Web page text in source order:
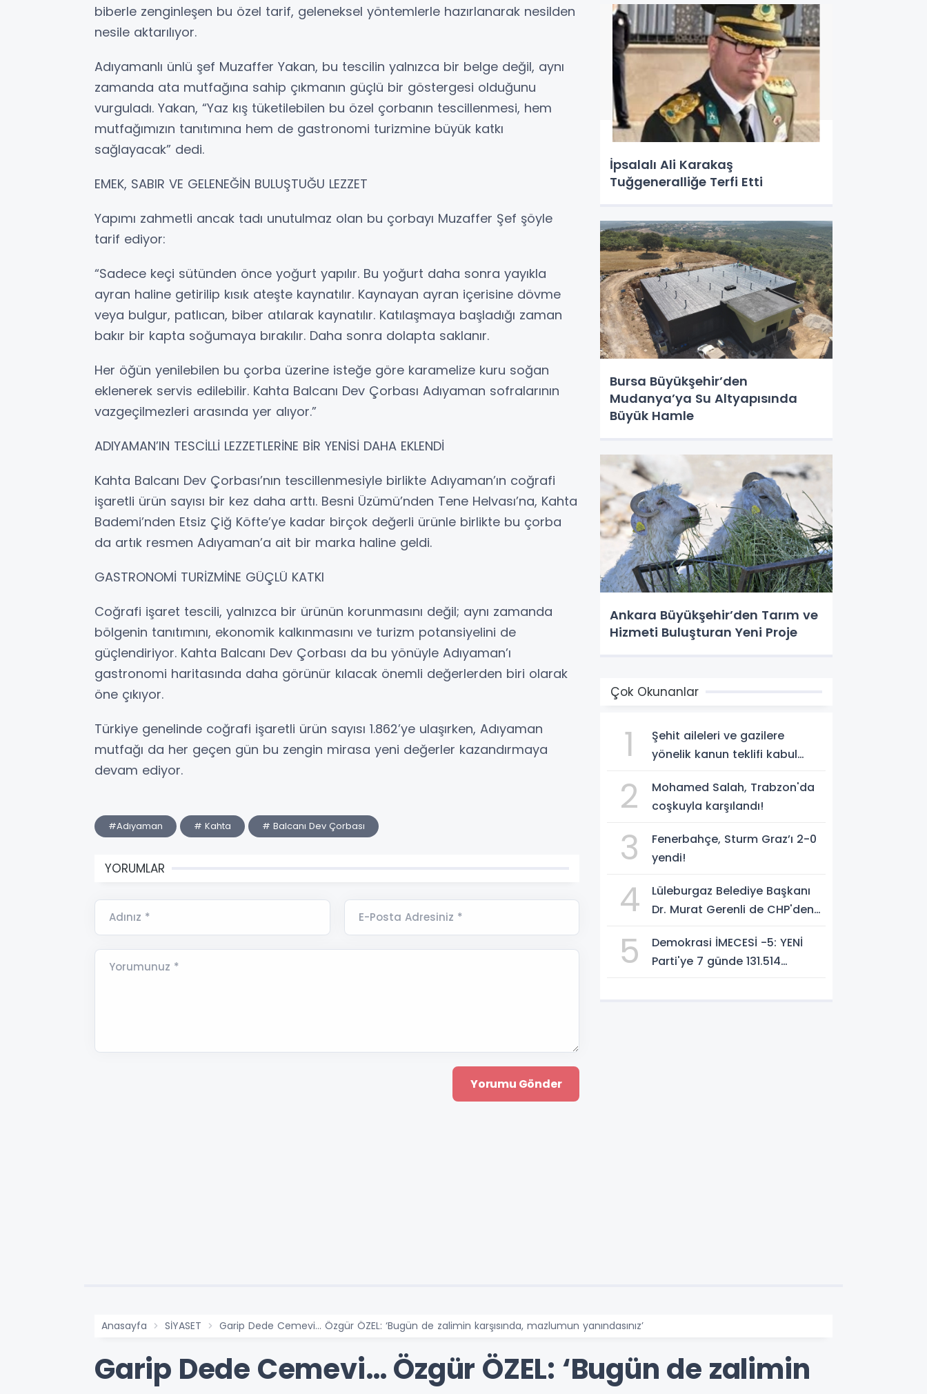
biberle zenginleşen bu özel tarif, geleneksel yöntemlerle hazırlanarak nesilden
nesile aktarılıyor.
Adıyamanlı ünlü şef Muzaffer Yakan, bu tescilin yalnızca bir belge değil, aynı
zamanda ata mutfağına sahip çıkmanın güçlü bir göstergesi olduğunu
vurguladı. Yakan, “Yaz kış tüketilebilen bu özel çorbanın tescillenmesi, hem
mutfağımızın tanıtımına hem de gastronomi turizmine büyük katkı
sağlayacak” dedi.
EMEK, SABIR VE GELENEĞİN BULUŞTUĞU LEZZET
Yapımı zahmetli ancak tadı unutulmaz olan bu çorbayı Muzaffer Şef şöyle
tarif ediyor:
“Sadece keçi sütünden önce yoğurt yapılır. Bu yoğurt daha sonra yayıkla
ayran haline getirilip kısık ateşte kaynatılır. Kaynayan ayran içerisine dövme
veya bulgur, patlıcan, biber atılarak kaynatılır. Katılaşmaya başladığı zaman
bakır bir kapta soğumaya bırakılır. Daha sonra dolapta saklanır.
Her öğün yenilebilen bu çorba üzerine isteğe göre karamelize kuru soğan
eklenerek servis edilebilir. Kahta Balcanı Dev Çorbası Adıyaman sofralarının
vazgeçilmezleri arasında yer alıyor.”
ADIYAMAN’IN TESCİLLİ LEZZETLERİNE BİR YENİSİ DAHA EKLENDİ
Kahta Balcanı Dev Çorbası’nın tescillenmesiyle birlikte Adıyaman’ın coğrafi
işaretli ürün sayısı bir kez daha arttı. Besni Üzümü’nden Tene Helvası’na, Kahta
Bademi’nden Etsiz Çiğ Köfte’ye kadar birçok değerli ürünle birlikte bu çorba
da artık resmen Adıyaman’a ait bir marka haline geldi.
GASTRONOMİ TURİZMİNE GÜÇLÜ KATKI
Coğrafi işaret tescili, yalnızca bir ürünün korunmasını değil; aynı zamanda
bölgenin tanıtımını, ekonomik kalkınmasını ve turizm potansiyelini de
güçlendiriyor. Kahta Balcanı Dev Çorbası da bu yönüyle Adıyaman’ı
gastronomi haritasında daha görünür kılacak önemli değerlerden biri olarak
öne çıkıyor.
Türkiye genelinde coğrafi işaretli ürün sayısı 1.862’ye ulaşırken, Adıyaman
mutfağı da her geçen gün bu zengin mirasa yeni değerler kazandırmaya
devam ediyor.
#Adıyaman # Kahta # Balcanı Dev Çorbası
YORUMLAR
Adınız * E-Posta Adresiniz *
Yorumunuz *
İpsalalı Ali Karakaş
Tuğgeneralliğe Terfi Etti
Bursa Büyükşehir’den
Mudanya’ya Su Altyapısında
Büyük Hamle
Ankara Büyükşehir’den Tarım ve
Hizmeti Buluşturan Yeni Proje
Çok Okunanlar
1
Şehit aileleri ve gazilere
yönelik kanun teklifi kabul
2
Mohamed Salah, Trabzon'da
coşkuyla karşılandı!
3
Fenerbahçe, Sturm Graz’ı 2-0
yendi!
4
Lüleburgaz Belediye Başkanı
Dr. Murat Gerenli de CHP'den
5
Demokrasi İMECESİ -5: YENİ
Parti'ye 7 günde 131.514
Anasayfa SİYASET Garip Dede Cemevi… Özgür ÖZEL: ‘Bugün de zalimin karşısında, mazlumun yanındasınız’
Garip Dede Cemevi… Özgür ÖZEL: ‘Bugün de zalimin